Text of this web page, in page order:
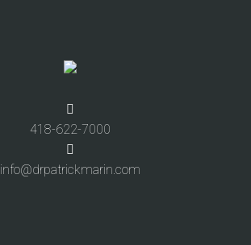
418-622-7000
info@drpatrickmarin.com